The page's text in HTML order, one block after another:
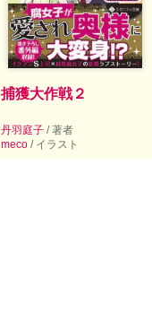
捕獲大作戦２
丹羽庭子 / 著者
meco / イラスト